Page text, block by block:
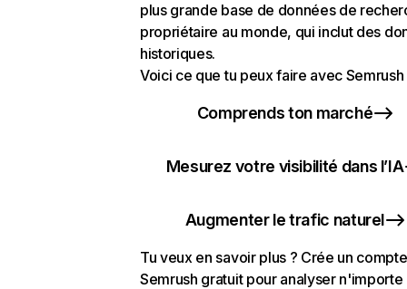
plus grande base de données de
propriétaire au monde, qui inclut des
historiques.
Voici ce que tu peux faire avec Semrush
Comprends ton marché
Mesurez votre visibilité dans l’IA
Augmenter le trafic naturel
Tu veux en savoir plus ? Crée un compte
Semrush gratuit pour analyser n'importe